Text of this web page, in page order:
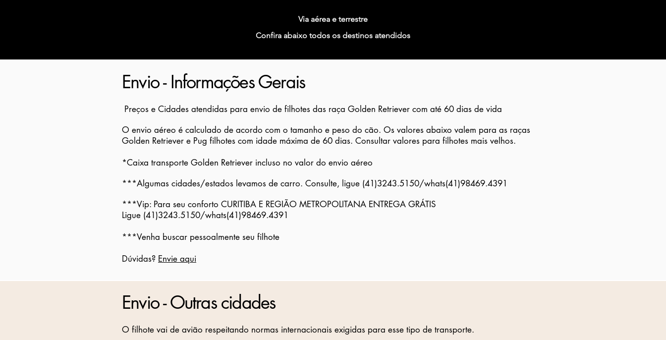
Via aérea e terrestre
Confira abaixo todos os destinos atendidos
Envio - Informações Gerais
Preços e Cidades atendidas para envio de filhotes das raça Golden Retriever com até 60 dias de vida
O envio aéreo é calculado de acordo com o tamanho e peso do cão. Os valores abaixo valem para as raças
Golden Retriever e Pug filhotes com idade máxima de 60 dias. Consultar valores para filhotes mais velhos.
*Caixa transporte Golden Retriever incluso no valor do envio aéreo
***Algumas cidades/estados levamos de carro. Consulte, ligue (41)3243.5150/whats(41)98469.4391
***Vip: Para seu conforto CURITIBA E REGIÃO METROPOLITANA ENTREGA GRÁTIS
Ligue (41)3243.5150/whats(41)98469.4391
***Venha buscar pessoalmente seu filhote
Dúvidas? Envie aqui
Envio - Outras cidades
O filhote vai de avião respeitando normas internacionais exigidas para esse tipo de transporte.